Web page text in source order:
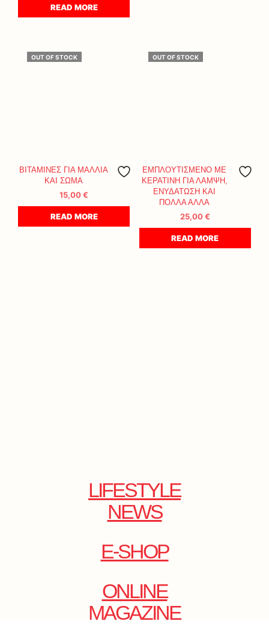
READ MORE
OUT OF STOCK
ΒΙΤΑΜΙΝΕΣ ΓΙΑ ΜΑΛΛΙΑ
ΚΑΙ ΣΩΜΑ
15,00€
READ MORE
OUT OF STOCK
ΕΜΠΛΟΥΤΙΣΜΕΝΟ ΜΕ
ΚΕΡΑΤΙΝΗ ΓΙΑ ΛΑΜΨΗ,
ΕΝΥΔΑΤΩΣΗ ΚΑΙ
ΠΟΛΛΑ ΑΛΛΑ
25,00€
READ MORE
LIFESTYLE
NEWS
E-SHOP
ONLINE
MAGAZINE